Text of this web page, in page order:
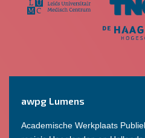
awpg Lumens
Academische Werkplaats